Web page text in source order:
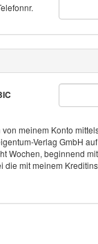
meinem Konto
Verlag GmbH
Wochen, beginnend
die mit meinem